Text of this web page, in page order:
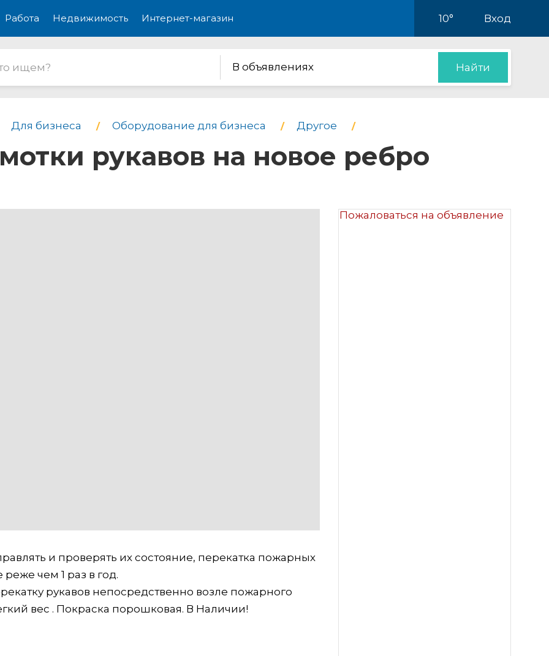
Работа Недвижимость Интернет-магазин 10° Вход
В объявлениях Найти
Для бизнеса Оборудование для бизнеса Другое
рукавов на новое ребро
Пожаловаться на объявление
и проверять их состояние, перекатка пожарных
чем 1 раз в год.
рукавов непосредственно возле пожарного
вес . Покраска порошковая. В Наличии!